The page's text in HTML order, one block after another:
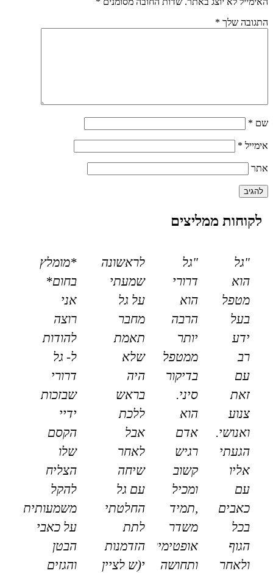
התגובה שלך *
שם *
אימייל *
אתר
לקוחות ממליצים
"גל
הוא
מטפל
בעל
ידע
רב
עם
זאת
צנוע
ואנושי.
הגעתי
אליו
עם
כאבים
בכל
הגוף
ולאחר
"גל
דרורי
הוא
הרבה
יותר
ממטפל
בדיקור
סיני.
הוא
אדם
רגיש
קשוב
ומכיל
,תמיד
משדר
אופטימיות
ותחושה
לראשונה
שמעתי
על גל
מחבר
תאמת
שלא
היה
בראש
ללכת
אבל
לאחר
שיחה
עם גל
החלטתי
לתת
הזדמנות
י(ש לציין
*מומלץ
בחום*
אני
רוצה
להודות
ל- גל
דרורי
שבזכות
ידיי
הקסם
שלו
הצליח
להקל
משמעותית
על כאבי
הבטן
והגזים